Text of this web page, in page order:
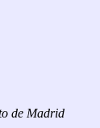
de Madrid